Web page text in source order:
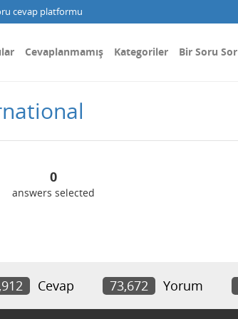
cevap platformu
Cevaplanmamış Kategoriler Bir Soru Sor
0
answers selected
Cevap 73,672 Yorum